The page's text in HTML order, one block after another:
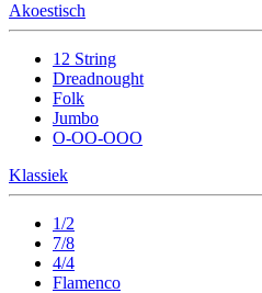
Akoestisch
12 String
Dreadnought
Folk
Jumbo
O-OO-OOO
Klassiek
1/2
7/8
4/4
Flamenco